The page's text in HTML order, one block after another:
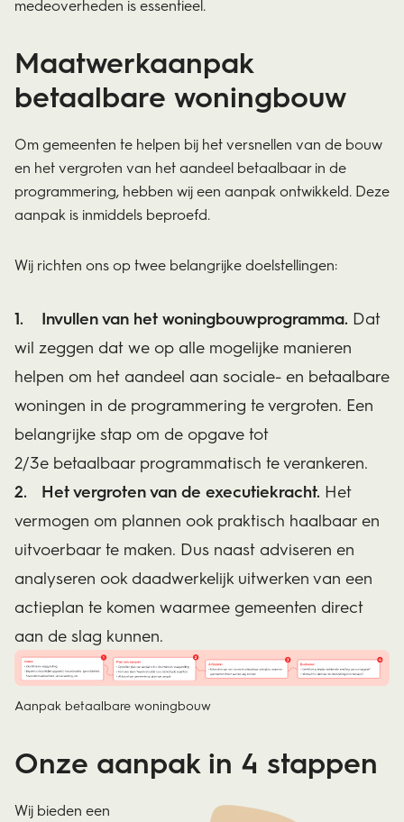
medeoverheden is essentieel.
Maatwerkaanpak
betaalbare woningbouw
Om gemeenten te helpen bij het versnellen van de bouw
en het vergroten van het aandeel betaalbaar in de
programmering, hebben wij een aanpak ontwikkeld. Deze
aanpak is inmiddels beproefd.
Wij richten ons op twee belangrijke doelstellingen:
Invullen van het woningbouwprogramma. Dat
wil zeggen dat we op alle mogelijke manieren
helpen om het aandeel aan sociale- en betaalbare
woningen in de programmering te vergroten. Een
belangrijke stap om de opgave tot
2/3e betaalbaar programmatisch te verankeren.
Het vergroten van de executiekracht. Het
vermogen om plannen ook praktisch haalbaar en
uitvoerbaar te maken. Dus naast adviseren en
analyseren ook daadwerkelijk uitwerken van een
actieplan te komen waarmee gemeenten direct
aan de slag kunnen.
Aanpak betaalbare woningbouw
Onze aanpak in 4 stappen
Wij bieden een